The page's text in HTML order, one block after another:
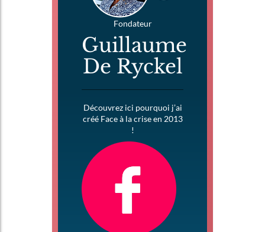
Fondateur
Guillaume
De Ryckel
Découvrez ici pourquoi j’ai
créé Face à la crise en 2013
!